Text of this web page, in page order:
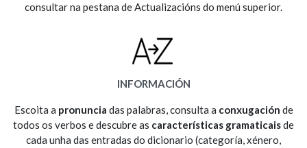
Na fraseoloxía
Marcas gramaticais
consultar na pestana de Actualizacións do menú superior.
INFORMACIÓN
Escoita a pronuncia das palabras, consulta a conxugación de
todos os verbos e descubre as características gramaticaisde
cada unha das entradas do dicionario (categoría, xénero,